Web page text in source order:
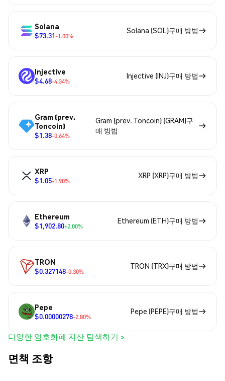
Solana
$73.31-1.00%
Solana (SOL)구매 방법
Injective
$4.68-4.34%
Injective (INJ)구매 방법
Gram (prev.
Toncoin)
$1.38-0.64%
Gram (prev. Toncoin) (GRAM)구
매 방법
XRP
$1.05-1.90%
XRP (XRP)구매 방법
Ethereum
$1,902.80+2.00%
Ethereum (ETH)구매 방법
TRON
$0.327148-0.30%
TRON (TRX)구매 방법
Pepe
$0.00000278-2.80%
Pepe (PEPE)구매 방법
다양한 암호화폐 자산 탐색하기 >
면책 조항